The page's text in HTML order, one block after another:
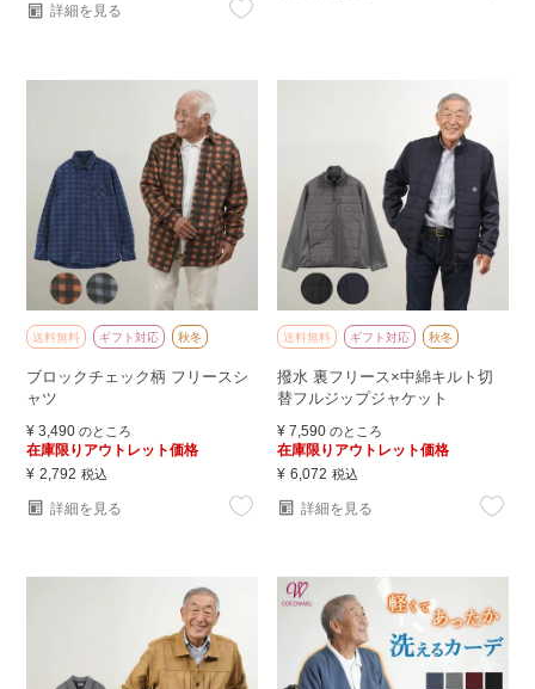
詳細を見る
送料無料 ギフト対応 秋冬
ブロックチェック柄 フリースシ
ャツ
¥ 3,490 のところ
在庫限りアウトレット価格
¥ 2,792 税込
詳細を見る
送料無料 ギフト対応 秋冬
撥水 裏フリース×中綿キルト切
替フルジップジャケット
¥ 7,590 のところ
在庫限りアウトレット価格
¥ 6,072 税込
詳細を見る